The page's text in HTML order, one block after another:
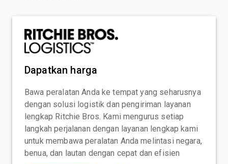
Dapatkan harga
Bawa peralatan Anda ke tempat yang seharusnya
dengan solusi logistik dan pengiriman layanan
lengkap Ritchie Bros. Kami mengurus setiap
langkah perjalanan dengan layanan lengkap kami
untuk membawa peralatan Anda melintasi negara,
benua, dan lautan dengan cepat dan efisien